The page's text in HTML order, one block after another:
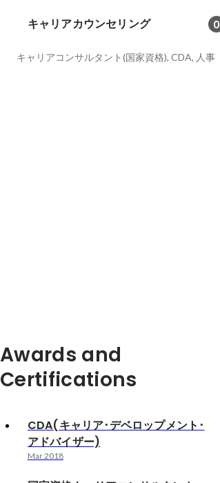
キャリアカウンセリング 0
キャリアコンサルタント(国家資格), CDA, 人事
Awards and
Certifications
CDA(キャリア･デベロップメント･
アドバイザー)
Mar 2018